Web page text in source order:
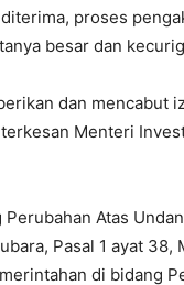
proses
besar dan
dan mencabut
Menteri
Atas
Pasal 1 ayat 38,
di bidang